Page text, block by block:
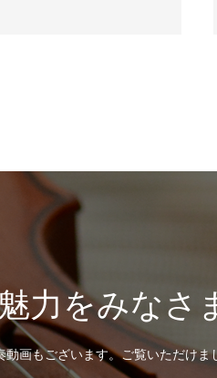
力をみなさ
画もございます。ご覧いただけま